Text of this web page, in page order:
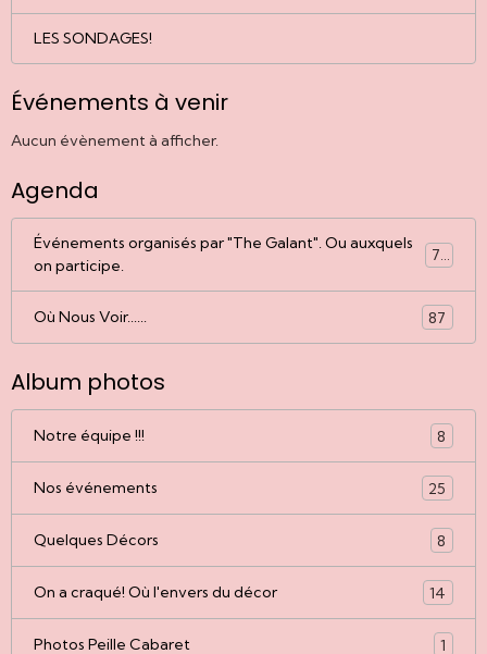
LES SONDAGES!
Événements à venir
Aucun évènement à afficher.
Agenda
Événements organisés par "The Galant". Ou auxquels
on participe.
77
Où Nous Voir...... 87
Album photos
Notre équipe !!! 8
Nos événements 25
Quelques Décors 8
On a craqué! Où l'envers du décor 14
Photos Peille Cabaret 1